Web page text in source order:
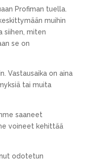
Profiman tuella.
muihin
siihen, miten
se on
Vastausaika on aina
tai muita
saaneet
voineet kehittää
odotetun